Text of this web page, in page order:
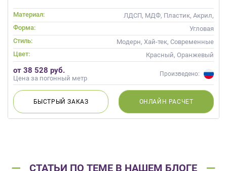
Материал:
ЛДСП, МДФ, Пластик, Акрил,
Alvic / УФ лак, Глянцевые
Форма:
Угловая
Стиль:
Модерн, Хай-тек, Современные
Цвет:
Красный, Оранжевый
от 38 528 руб.
Цена за погонный метр
Произведено:
БЫСТРЫЙЗАКАЗ ОНЛАЙН РАСЧЕТ
СТАТЬИ ПО ТЕМЕ В НАШЕМ БЛОГЕ